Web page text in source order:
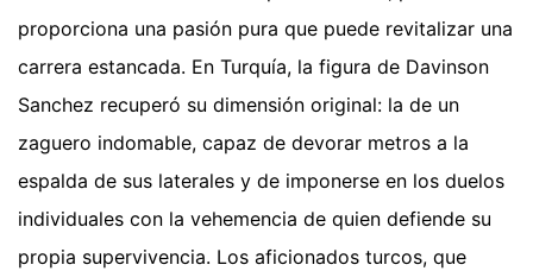
proporciona una pasión pura que puede revitalizar una
carrera estancada. En Turquía, la figura de Davinson
Sanchez recuperó su dimensión original: la de un
zaguero indomable, capaz de devorar metros a la
espalda de sus laterales y de imponerse en los duelos
individuales con la vehemencia de quien defiende su
propia supervivencia. Los aficionados turcos, que